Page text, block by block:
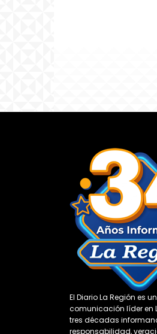
El Diario La Región es
comunicación líder en
tres décadas
responsabilidad,